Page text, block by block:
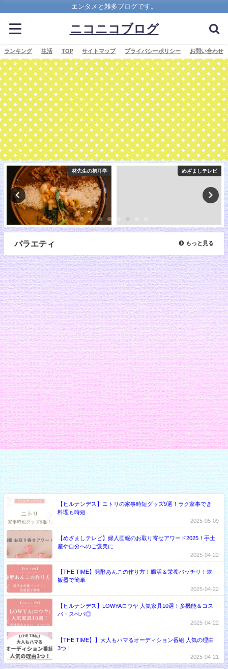
エンタメと雑多ブログです。
ニコニコブログ
ランキング 生活 TOP サイトマップ プライバシーポリシー お問い合わせ
林先生の初耳学 めざましテレビ
バラエティ もっと見る
2025-05-09
【ヒルナンデス】ニトリの家事時短グッズ9選！ラク家事でき
料理も時短
2025-04-22
【めざましテレビ】婦人画報のお取り寄せアワード2025！手土
産や自分へのご褒美に
2025-04-22
【THE TIME】発酵あんこの作り方！腸活＆栄養バッチリ！炊
飯器で簡単
2025-04-22
【ヒルナンデス】LOWYAロウヤ 人気家具10選！多機能＆コス
パ・スぺパ◎
2025-04-21
【THE TIME】】大人もハマるオーディション番組 人気の理由
3つ！